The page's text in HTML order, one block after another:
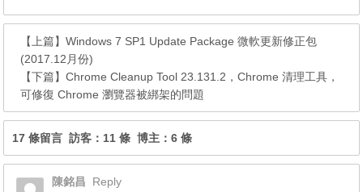
【上篇】Windows 7 SP1 Update Package 微軟更新修正包
(2017.12月份)
【下篇】Chrome Cleanup Tool 23.131.2，Chrome 清理工具，
可修復 Chrome 瀏覽器被綁架的問題
17 條留言 訪客：11 條 博主：6 條
陳銘昌
Reply